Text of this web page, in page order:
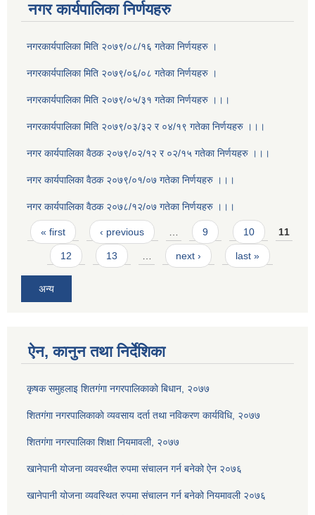
नगर कार्यपालिका निर्णयहरु
नगरकार्यपालिका मिति २०७९/०८/१६ गतेका निर्णयहरु ।
नगरकार्यपालिका मिति २०७९/०६/०८ गतेका निर्णयहरु ।
नगरकार्यपालिका मिति २०७९/०५/३१ गतेका निर्णयहरु ।।।
नगरकार्यपालिका मिति २०७९/०३/३२ र ०४/१९ गतेका निर्णयहरु ।।।
नगर कार्यपालिका वैठक २०७९/०२/१२ र ०२/१५ गतेका निर्णयहरु ।।।
नगर कार्यपालिका वैठक २०७९/०१/०७ गतेका निर्णयहरु ।।।
नगर कार्यपालिका वैठक २०७८/१२/०७ गतेका निर्णयहरु ।।।
Pages
« first ‹ previous … 9 10 11
12 13 … next › last »
अन्य
ऐन, कानुन तथा निर्देशिका
कृषक समुहलाइ शितग‌ंगा नगरपालिकाकाे बिधान, २०७७
शितगंगा नगरपालिकाकाे व्यवसाय दर्ता तथा नविकरण कार्यविधि, २०७७
शितगंगा नगरपालिका शिक्षा नियमावली, २०७७
खानेपानी योजना व्यवस्थीत रुपमा संचालन गर्न बनेको ऐन २०७६
खानेपानी योजना व्यवस्थित रुपमा संचालन गर्न बनेको नियमावली २०७६